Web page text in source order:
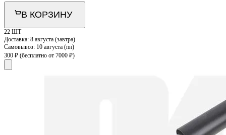
В КОРЗИНУ
22 ШТ
Доставка: 8 августа (завтра)
Самовывоз: 10 августа (пн)
300 ₽ (бесплатно от 7000 ₽)